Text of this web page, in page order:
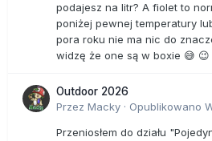
podajesz na litr? A fiolet to
poniżej pewnej temperatury
pora roku nie ma nic do
widzę że one są w boxie 😅 😉
Outdoor 2026
Przez Macky · Opublikowano
Przeniosłem do działu